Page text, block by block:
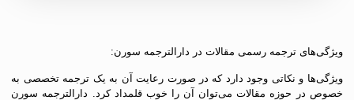
ویژگی‌های ترجمه رسمی مقالات در دارالترجمه سورن:
ویژگی‌ها و نکاتی وجود دارد که در صورت رعایت آن به یک ترجمه تخصصی به
خصوص در حوزه مقالات می‌توان آن را خوب قلمداد کرد. دارالترجمه سورن